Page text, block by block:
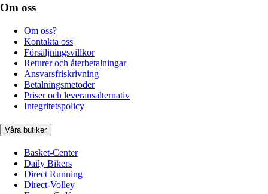
Om oss
Om oss?
Kontakta oss
Försäljningsvillkor
Returer och återbetalningar
Ansvarsfriskrivning
Betalningsmetoder
Priser och leveransalternativ
Integritetspolicy
Våra butiker
Basket-Center
Daily Bikers
Direct Running
Direct-Volley